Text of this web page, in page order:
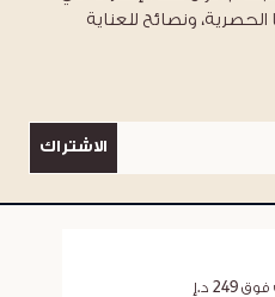
الحصرية، ونصائح للعناية
الاشتراك
د.إ